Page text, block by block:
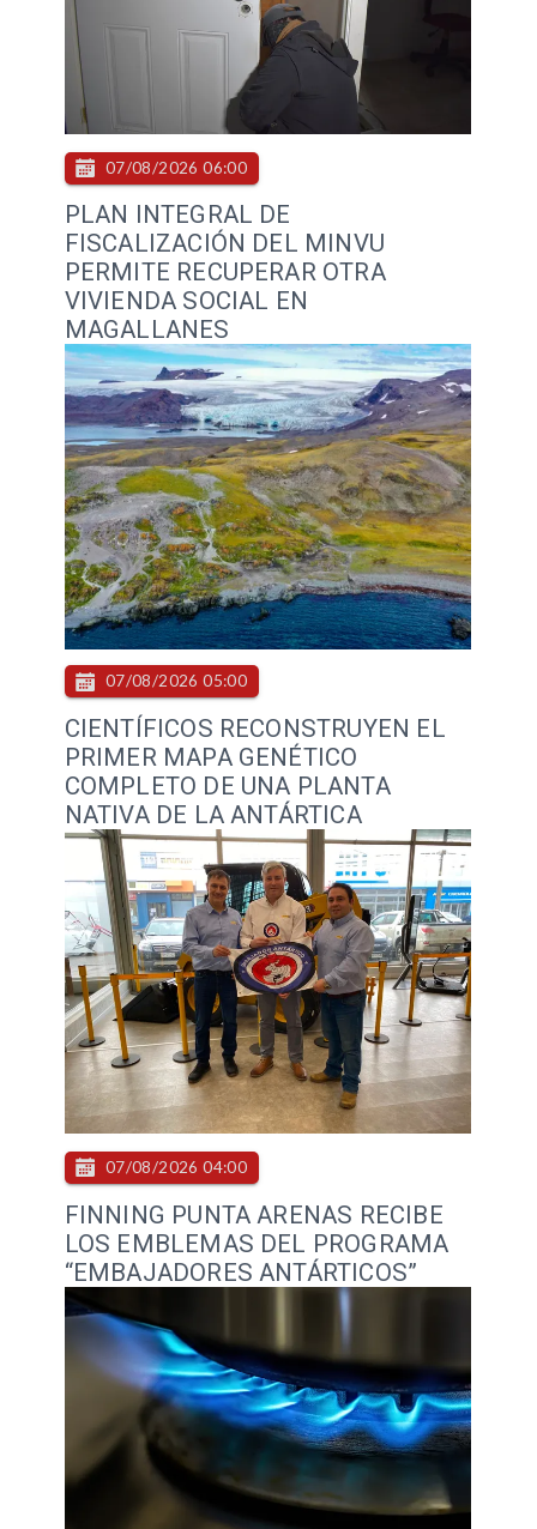
PLAN INTEGRAL DE
FISCALIZACIÓN DEL MINVU
PERMITE RECUPERAR OTRA
VIVIENDA SOCIAL EN
MAGALLANES
07/08/2026 06:00
CIENTÍFICOS RECONSTRUYEN EL
PRIMER MAPA GENÉTICO
COMPLETO DE UNA PLANTA
NATIVA DE LA ANTÁRTICA
07/08/2026 05:00
FINNING PUNTA ARENAS RECIBE
LOS EMBLEMAS DEL PROGRAMA
“EMBAJADORES ANTÁRTICOS”
07/08/2026 04:00